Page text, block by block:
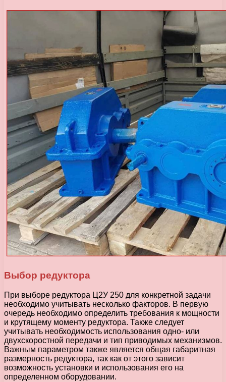
Выбор редуктора
При выборе редуктора Ц2У 250 для конкретной задачи
необходимо учитывать несколько факторов. В первую
очередь необходимо определить требования к мощности
и крутящему моменту редуктора. Также следует
учитывать необходимость использования одно- или
двухскоростной передачи и тип приводимых механизмов.
Важным параметром также является общая габаритная
размерность редуктора, так как от этого зависит
возможность установки и использования его на
определенном оборудовании.